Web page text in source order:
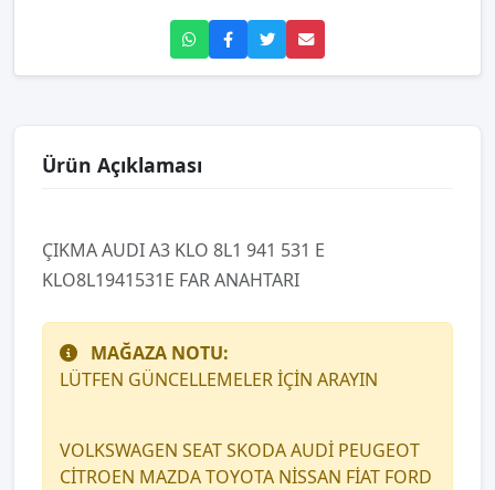
Ürün Açıklaması
ÇIKMA AUDI A3 KLO 8L1 941 531 E
KLO8L1941531E FAR ANAHTARI
MAĞAZA NOTU:
LÜTFEN GÜNCELLEMELER İÇİN ARAYIN
VOLKSWAGEN SEAT SKODA AUDİ PEUGEOT
CİTROEN MAZDA TOYOTA NİSSAN FİAT FORD